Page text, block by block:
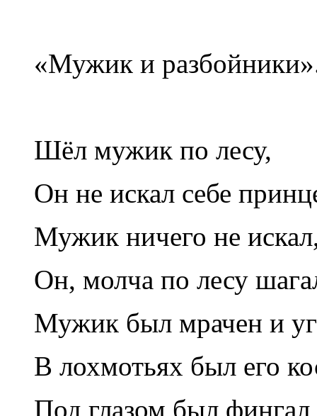
«Мужик и
Шёл мужик по лесу,
Он не искал себе
Мужик ничего не
Он, молча по лесу
Мужик был мрачен и
В лохмотьях был его
Под глазом был фингал,